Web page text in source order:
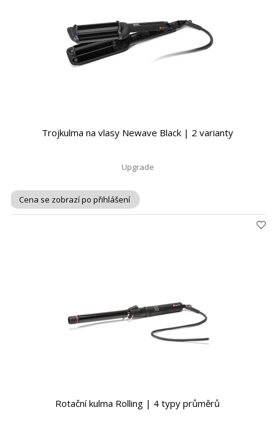
Trojkulma na vlasy Newave Black | 2 varianty
Upgrade
Cena se zobrazí po přihlášení
Rotační kulma Rolling | 4 typy průměrů